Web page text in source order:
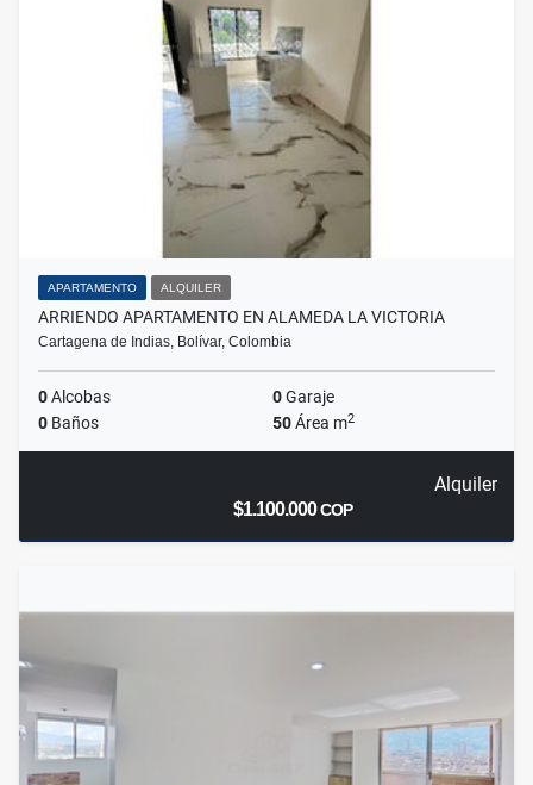
APARTAMENTO ALQUILER
ARRIENDO APARTAMENTO EN ALAMEDA LA VICTORIA
Cartagena de Indias, Bolívar, Colombia
0Alcobas 0Garaje
0 Baños 50Área m2
Alquiler
$1.100.000COP